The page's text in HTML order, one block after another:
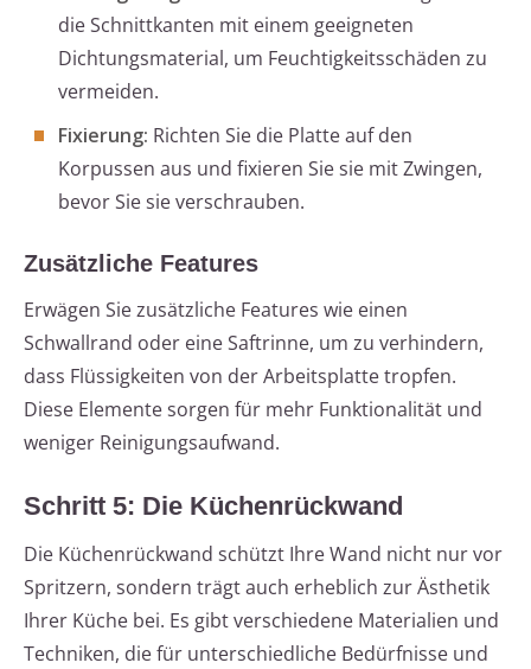
die Schnittkanten mit einem geeigneten
Dichtungsmaterial, um Feuchtigkeitsschäden zu
vermeiden.
Fixierung: Richten Sie die Platte auf den
Korpussen aus und fixieren Sie sie mit Zwingen,
bevor Sie sie verschrauben.
Zusätzliche Features
Erwägen Sie zusätzliche Features wie einen
Schwallrand oder eine Saftrinne, um zu verhindern,
dass Flüssigkeiten von der Arbeitsplatte tropfen.
Diese Elemente sorgen für mehr Funktionalität und
weniger Reinigungsaufwand.
Schritt 5: Die Küchenrückwand
Die Küchenrückwand schützt Ihre Wand nicht nur vor
Spritzern, sondern trägt auch erheblich zur Ästhetik
Ihrer Küche bei. Es gibt verschiedene Materialien und
Techniken, die für unterschiedliche Bedürfnisse und